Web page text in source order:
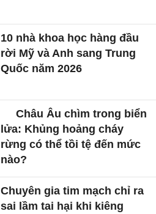
10 nhà khoa học hàng đầu
rời Mỹ và Anh sang Trung
Quốc năm 2026
Châu Âu chìm trong biển
lửa: Khủng hoảng cháy
rừng có thể tồi tệ đến mức
nào?
Chuyên gia tim mạch chỉ ra
sai lầm tai hại khi kiêng